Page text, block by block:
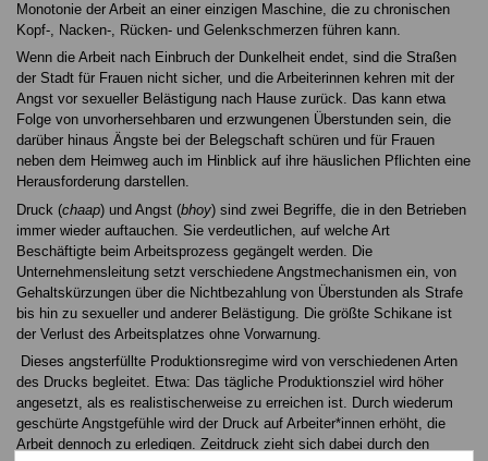
Monotonie der Arbeit an einer einzigen Maschine, die zu chronischen
Kopf-, Nacken-, Rücken- und Gelenkschmerzen führen kann.
Wenn die Arbeit nach Einbruch der Dunkelheit endet, sind die Straßen
der Stadt für Frauen nicht sicher, und die Arbeiterinnen kehren mit der
Angst vor sexueller Belästigung nach Hause zurück. Das kann etwa
Folge von unvorhersehbaren und erzwungenen Überstunden sein, die
darüber hinaus Ängste bei der Belegschaft schüren und für Frauen
neben dem Heimweg auch im Hinblick auf ihre häuslichen Pflichten eine
Herausforderung darstellen.
Druck (chaap) und Angst (bhoy) sind zwei Begriffe, die in den Betrieben
immer wieder auftauchen. Sie verdeutlichen, auf welche Art
Beschäftigte beim Arbeitsprozess gegängelt werden. Die
Unternehmensleitung setzt verschiedene Angstmechanismen ein, von
Gehaltskürzungen über die Nichtbezahlung von Überstunden als Strafe
bis hin zu sexueller und anderer Belästigung. Die größte Schikane ist
der Verlust des Arbeitsplatzes ohne Vorwarnung.
Dieses angsterfüllte Produktionsregime wird von verschiedenen Arten
des Drucks begleitet. Etwa: Das tägliche Produktionsziel wird höher
angesetzt, als es realistischerweise zu erreichen ist. Durch wiederum
geschürte Angstgefühle wird der Druck auf Arbeiter*innen erhöht, die
Arbeit dennoch zu erledigen. Zeitdruck zieht sich dabei durch den